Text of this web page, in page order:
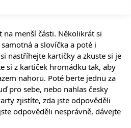
menší části. Několikrát si
a slovíčka a poté i
nastříhejte kartičky a zkuste si je
si z kartiček hromádku tak, aby
nahoru. Poté berte jednu za
pro sebe, nebo nahlas česky
zjistíte, zda jste odpověděli
odpověděli nesprávně, dávejte